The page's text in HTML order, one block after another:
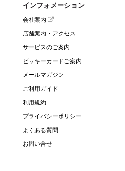
インフォメーション
会社案内
店舗案内・アクセス
サービスのご案内
ビッキーカードご案内
メールマガジン
ご利用ガイド
利用規約
プライバシーポリシー
よくある質問
お問い合せ